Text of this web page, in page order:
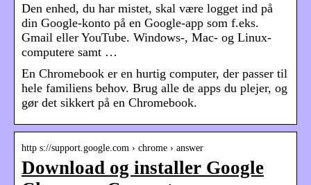
Den enhed, du har mistet, skal være logget ind på
din Google-konto på en Google-app som f.eks.
Gmail eller YouTube. Windows-, Mac- og Linux-
computere samt …
En Chromebook er en hurtig computer, der passer til
hele familiens behov. Brug alle de apps du plejer, og
gør det sikkert på en Chromebook.
http s://support.google.com › chrome › answer
Download og installer Google